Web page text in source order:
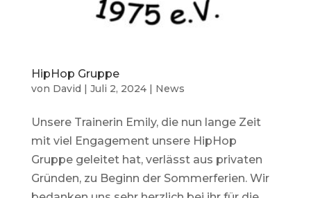
HipHop Gruppe
von David | Juli 2, 2024| News
Unsere Trainerin Emily, die nun lange Zeit
mit viel Engagement unsere HipHop
Gruppe geleitet hat, verlässt aus privaten
Gründen, zu Beginn der Sommerferien. Wir